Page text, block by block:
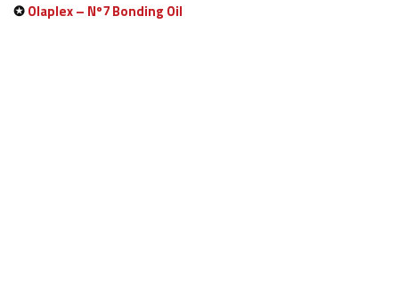
✪Olaplex – Nº7 Bonding Oil